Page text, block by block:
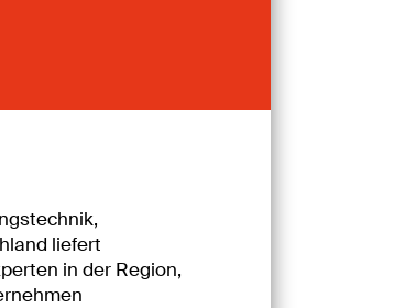
liefert
in der Region,